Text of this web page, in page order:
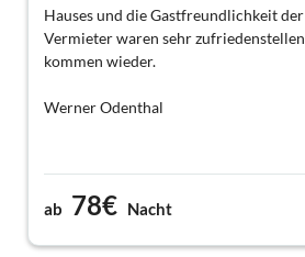
Hauses und die Gastfreundlichkeit der
Vermieter waren sehr
kommen wieder.
Werner Odenthal
ab 78€ Nacht